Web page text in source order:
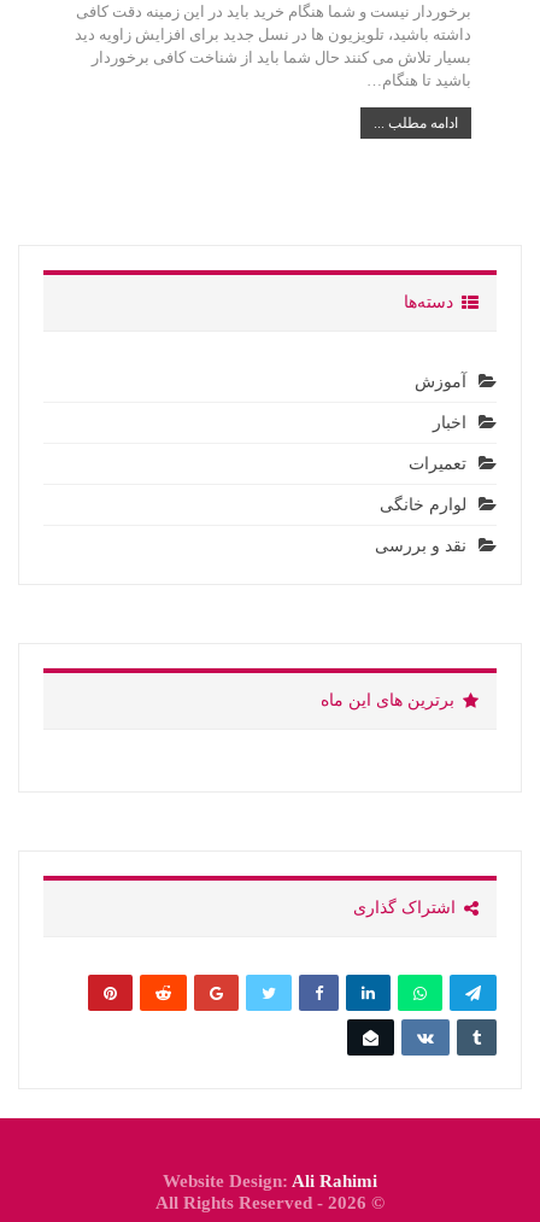
برخوردار نیست و شما هنگام خرید باید در این زمینه دقت کافی
داشته باشید، تلویزیون ها در نسل جدید برای افزایش زاویه دید
بسیار تلاش می کنند حال شما باید از شناخت کافی برخوردار
باشید تا هنگام…
ادامه مطلب ...
دسته‌ها
آموزش
اخبار
تعمیرات
لوارم خانگی
نقد و بررسی
برترین های این ماه
اشتراک گذاری
Website Design: Ali Rahimi
© 2026 - All Rights Reserved